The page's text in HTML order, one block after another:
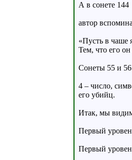
А в сонете 144
автор
«Пусть в чаше
Тем, что его
Сонеты 55 и 56
4 – число,
его убийц.
Итак, мы
Первый
Первый